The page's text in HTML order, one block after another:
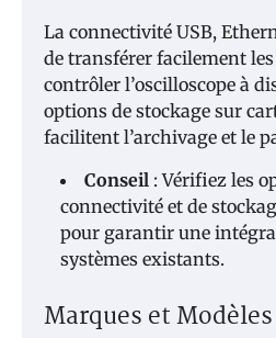
La connectivité USB,
de transférer facilement les
contrôler l’oscilloscope à
options de stockage sur
facilitent l’archivage et le
Conseil : Vérifiez les
connectivité et de
pour garantir une
systèmes existants.
Marques et